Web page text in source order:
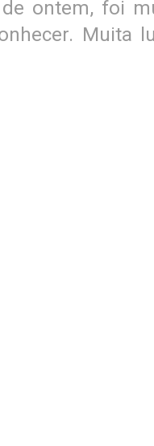
ontem, foi
Muita